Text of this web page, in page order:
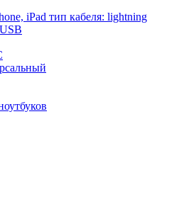
iPad тип кабеля: lightning